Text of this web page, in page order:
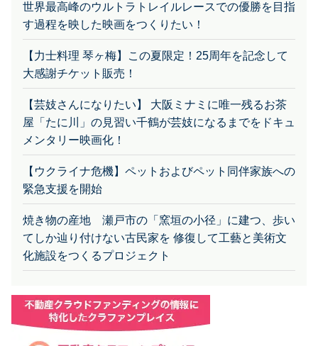
世界最高峰のウルトラトレイルレースでの優勝を目指
す過程を映した映画をつくりたい！
【力士料理 琴ヶ梅】この夏限定！25周年を記念して
大感謝チケット販売！
【芸妓さんになりたい】 大阪ミナミに唯一残るお茶
屋「たに川」の見習い千鶴が芸妓になるまでをドキュ
メンタリー映画化！
【ウクライナ危機】ペットおよびペット同伴家族への
緊急支援を開始
焼き物の産地 瀬戸市の「窯垣の小径」に建つ、歩い
てしか辿り付けない古民家を 修復して工藝と美術文
化施設をつくるプロジェクト